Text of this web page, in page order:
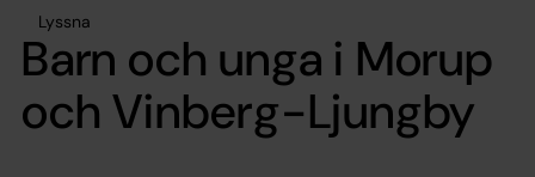
Lyssna
Barn och unga i Morup
och Vinberg-Ljungby